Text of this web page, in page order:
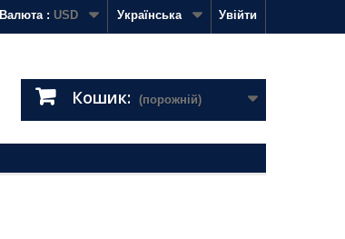
Увійти
Українська
Валюта : USD
Кошик: (порожній)